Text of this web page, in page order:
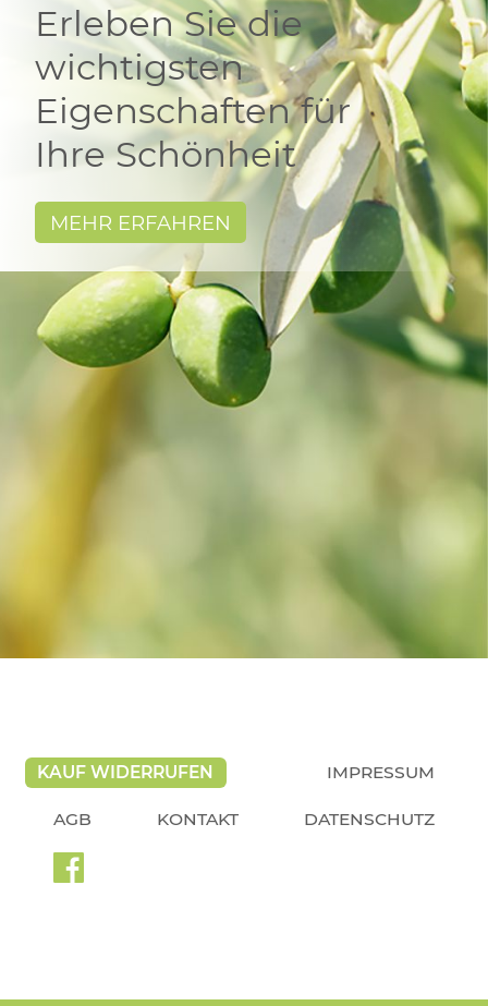
Erleben Sie die
wichtigsten
Eigenschaften für
Ihre Schönheit
MEHR ERFAHREN
KAUF WIDERRUFEN IMPRESSUM
AGB KONTAKT DATENSCHUTZ